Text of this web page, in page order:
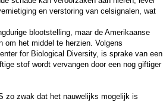
en verstoring van celsignalen, wat
blootstelling, maar de Amerikaanse
om het middel te herzien. Volgens
for Biological Diversity, is sprake van een
stof wordt vervangen door een nog giftiger
zo zwak dat het nauwelijks mogelijk is